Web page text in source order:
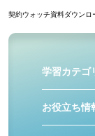
契約ウォッチ資料ダウンロ
学習カテゴ
お役立ち情